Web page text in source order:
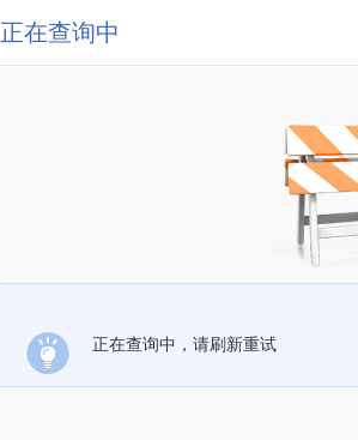
正在查询中
正在查询中，请刷新重试